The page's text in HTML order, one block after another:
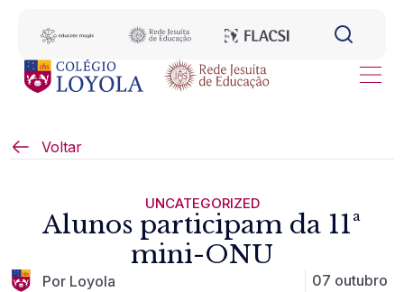
Voltar
UNCATEGORIZED
Alunos participam da 11ª
mini-ONU
Por Loyola
07 outubro